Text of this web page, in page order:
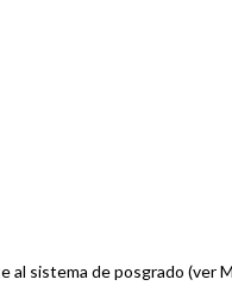
sistema de posgrado (ver